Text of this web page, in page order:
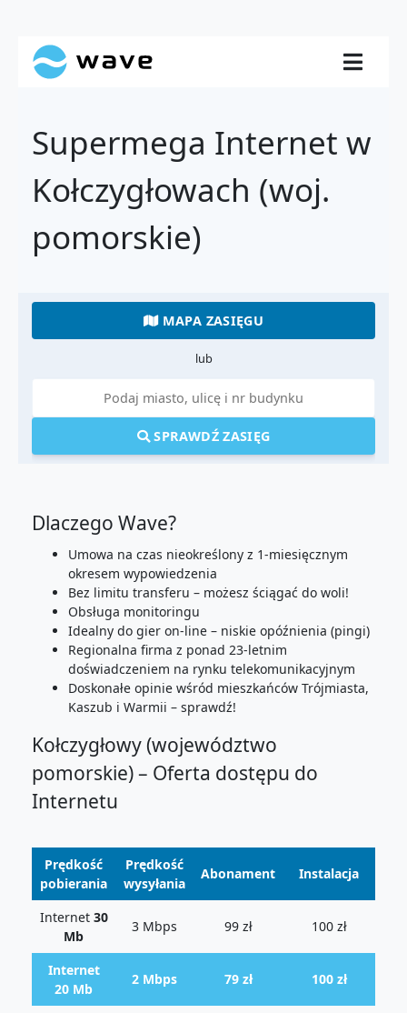
Supermega Internet w
Kołczygłowach (woj.
pomorskie)
MAPA ZASIĘGU
lub
SPRAWDŹ ZASIĘG
Dlaczego Wave?
Umowa na czas nieokreślony z 1-miesięcznym
okresem wypowiedzenia
Bez limitu transferu – możesz ściągać do woli!
Obsługa monitoringu
Idealny do gier on-line – niskie opóźnienia (pingi)
Regionalna firma z ponad 23-letnim
doświadczeniem na rynku telekomunikacyjnym
Doskonałe opinie wśród mieszkańców Trójmiasta,
Kaszub i Warmii – sprawdź!
Kołczygłowy (województwo
pomorskie) – Oferta dostępu do
Internetu
Prędkość
pobierania
Prędkość
wysyłania
Abonament Instalacja
Internet 30
Mb
3 Mbps 99 zł 100 zł
Internet
20 Mb
2 Mbps 79 zł 100 zł